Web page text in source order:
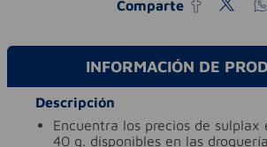
Comparte
INFORMACIÓN DE
Descripción
encuentra los precios de sulplax eurofarma x
40 g. disponibles en las